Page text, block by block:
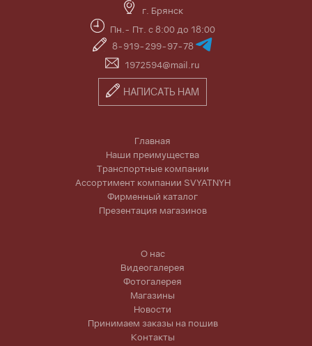
г. Брянск
Пн.- Пт. с 8:00 до 18:00
8-919-299-97-78
1972594@mail.ru
НАПИСАТЬ НАМ
Главная
Наши преимущества
Транспортные компании
Ассортимент компании SVYATNYH
Фирменный каталог
Презентация магазинов
О нас
Видеогалерея
Фотогалерея
Магазины
Новости
Принимаем заказы на пошив
Контакты